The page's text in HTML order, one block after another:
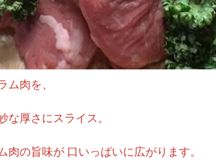
ム肉を、
な厚さにスライス。
肉の旨味が 口いっぱいに広がります。